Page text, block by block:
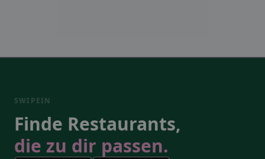
SWIPEIN
Finde Restaurants,
die zu dir passen.